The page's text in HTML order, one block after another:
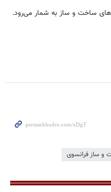
ساخت و ساز به شمار می‌رود.
ساز فرانسوی